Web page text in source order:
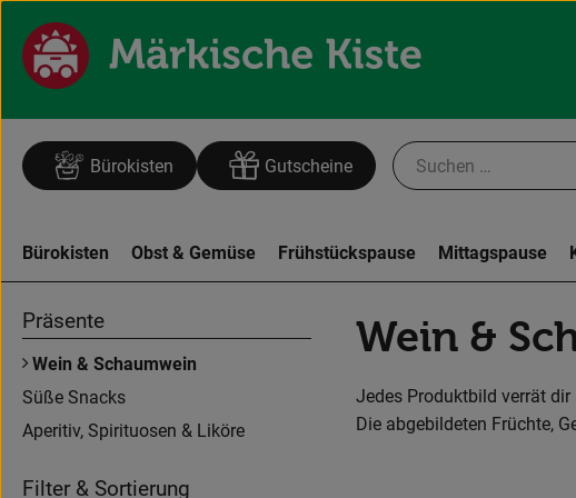
Bürokisten Gutscheine
Bürokisten Obst & Gemüse Frühstückspause Mittagspause
Präsente
Wein & Schaumwein
Süße Snacks
Aperitiv, Spirituosen & Liköre
Filter & Sortierung
Wein &
Jedes Produktbild verrät
Die abgebildeten Früchte,